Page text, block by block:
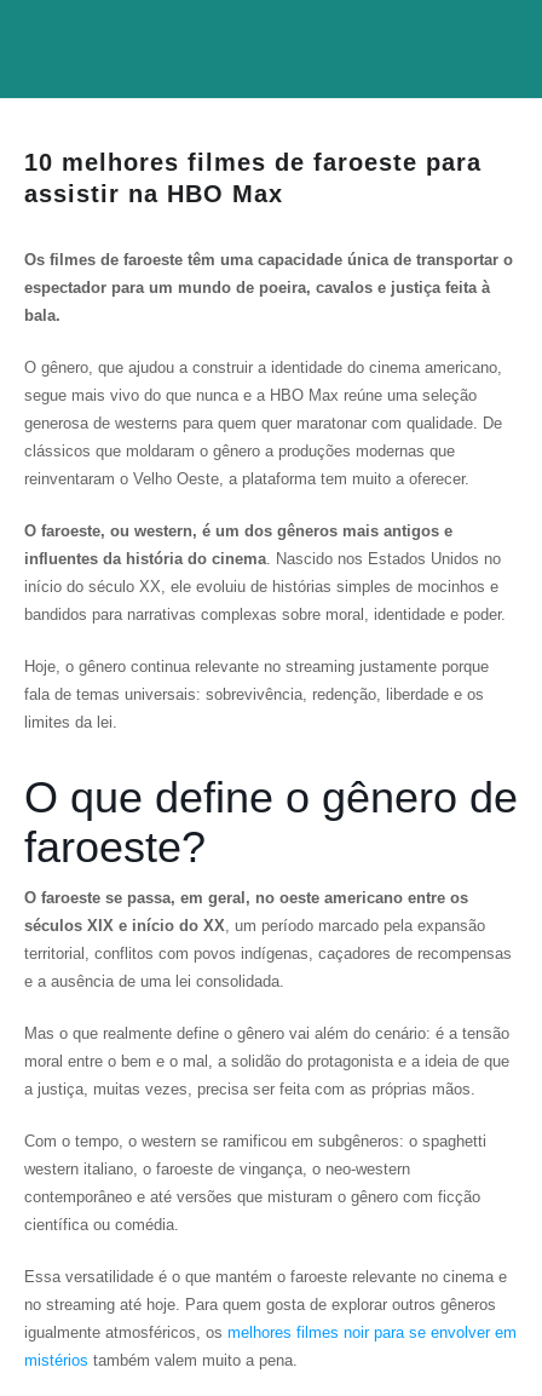
10 melhores filmes de faroeste para
assistir na HBO Max
Os filmes de faroeste têm uma capacidade única de transportar o
espectador para um mundo de poeira, cavalos e justiça feita à
bala.
O gênero, que ajudou a construir a identidade do cinema americano,
segue mais vivo do que nunca e a HBO Max reúne uma seleção
generosa de westerns para quem quer maratonar com qualidade. De
clássicos que moldaram o gênero a produções modernas que
reinventaram o Velho Oeste, a plataforma tem muito a oferecer.
O faroeste, ou western, é um dos gêneros mais antigos e
influentes da história do cinema. Nascido nos Estados Unidos no
início do século XX, ele evoluiu de histórias simples de mocinhos e
bandidos para narrativas complexas sobre moral, identidade e poder.
Hoje, o gênero continua relevante no streaming justamente porque
fala de temas universais: sobrevivência, redenção, liberdade e os
limites da lei.
O que define o gênero de
faroeste?
O faroeste se passa, em geral, no oeste americano entre os
séculos XIX e início do XX, um período marcado pela expansão
territorial, conflitos com povos indígenas, caçadores de recompensas
e a ausência de uma lei consolidada.
Mas o que realmente define o gênero vai além do cenário: é a tensão
moral entre o bem e o mal, a solidão do protagonista e a ideia de que
a justiça, muitas vezes, precisa ser feita com as próprias mãos.
Com o tempo, o western se ramificou em subgêneros: o spaghetti
western italiano, o faroeste de vingança, o neo-western
contemporâneo e até versões que misturam o gênero com ficção
científica ou comédia.
Essa versatilidade é o que mantém o faroeste relevante no cinema e
no streaming até hoje. Para quem gosta de explorar outros gêneros
igualmente atmosféricos, os melhores filmes noir para se envolver em
mistérios também valem muito a pena.